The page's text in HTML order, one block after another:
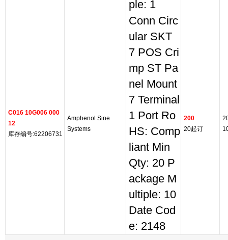
ple: 1
C016 10G006 000
12
库存编号:62206731
Amphenol Sine
Systems
Conn Circ
ular SKT
7 POS Cri
mp ST Pa
nel Mount
7 Terminal
1 Port Ro
HS: Comp
liant Min
Qty: 20 P
ackage M
ultiple: 10
Date Cod
e: 2148
200
20起订